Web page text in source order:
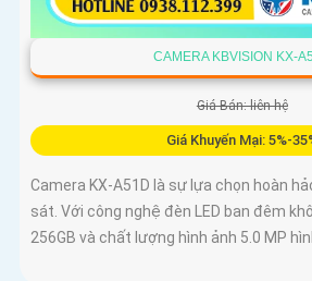
CAMERA KBVISION KX-
Giá Bán: liên hệ
Giá Khuyến Mại: 5%-
Camera KX-A51D là sự lựa chọn hoàn
sát. Với công nghệ đèn LED ban đêm
256GB và chất lượng hình ảnh 5.0 MP